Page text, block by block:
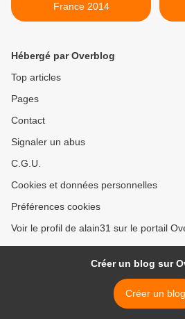
France 2014
Hébergé par Overblog
Top articles
Pages
Contact
Signaler un abus
C.G.U.
Cookies et données personnelles
Préférences cookies
Voir le profil de alain31 sur le portail
Créer un blog sur
Créer un blog